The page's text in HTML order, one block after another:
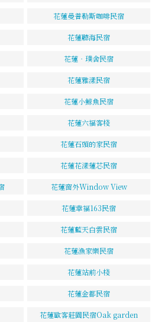
花蓮曼普勒斯咖啡民宿
花蓮聽海民宿
花蓮‧璞舍民宿
花蓮雅漾民宿
花蓮小鯨魚民宿
花蓮六福客棧
花蓮石頭的家民宿
花蓮花漾蓮芯民宿
花蓮窗外Window View
花蓮幸福163民宿
花蓮藍天白雲民宿
花蓮漁家樂民宿
花蓮站前小棧
花蓮金都民宿
花蓮歐客莊園民宿Oak garden